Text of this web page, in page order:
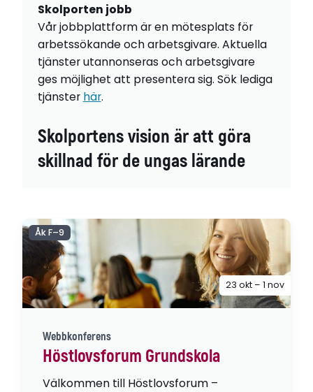
Skolporten jobb
Vår jobbplattform är en mötesplats för
arbetssökande och arbetsgivare. Aktuella
tjänster utannonseras och arbetsgivare
ges möjlighet att presentera sig. Sök lediga
tjänster här.
Skolportens vision är att göra
skillnad för de ungas lärande
Webbkonferens
Höstlovsforum Grundskola
Välkommen till Höstlovsforum –
Åk F–9
23 okt – 1 nov